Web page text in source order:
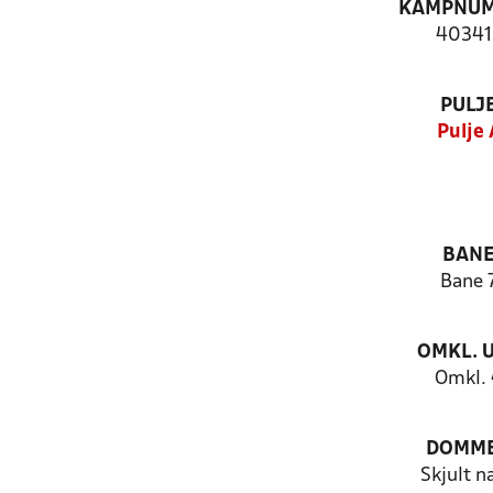
Pulje
Bane
OMKL.
Omkl.
Skjult